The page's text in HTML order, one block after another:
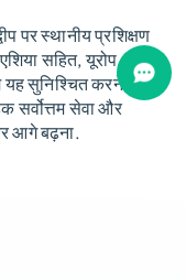
पर स्थानीय प्रशिक्षण
सहित, यूरोप,
यह सुनिश्चित करने का
सर्वोत्तम सेवा और
आगे बढ़ना.